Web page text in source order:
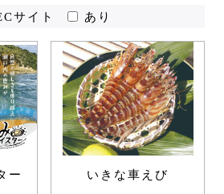
サイト あり
ー いきな車えび